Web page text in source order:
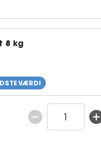
8 kg
VÆRDI